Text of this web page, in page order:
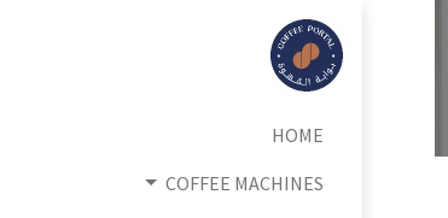
HOME
COFFEE MACHINES